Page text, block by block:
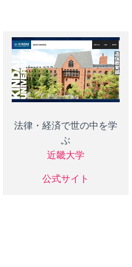
法律・経済で世の中を学
ぶ
近畿大学
公式サイト